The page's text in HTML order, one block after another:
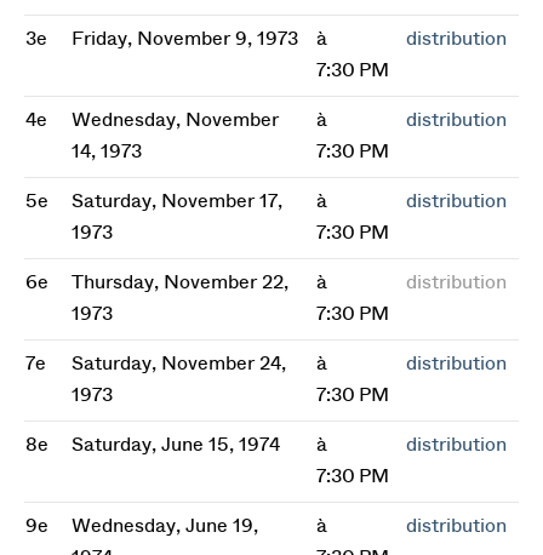
3e Friday, November 9, 1973
à
7:30 PM
distribution
4e
Wednesday, November
14, 1973
à
7:30 PM
distribution
5e
Saturday, November 17,
1973
à
7:30 PM
distribution
6e
Thursday, November 22,
1973
à
7:30 PM
distribution
7e
Saturday, November 24,
1973
à
7:30 PM
distribution
8e Saturday, June 15, 1974
à
7:30 PM
distribution
9e
Wednesday, June 19,
à
distribution